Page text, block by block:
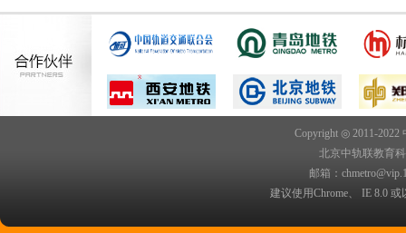
Copyright ◎ 2011-2022
北京中轨联教育
邮箱：
建议使用Chrome、 IE 8.0